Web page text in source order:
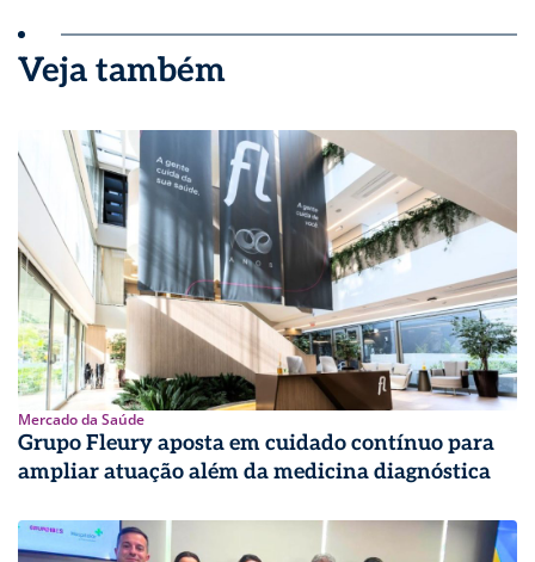
Veja também
Mercado da Saúde
Grupo Fleury aposta em cuidado contínuo para
ampliar atuação além da medicina diagnóstica